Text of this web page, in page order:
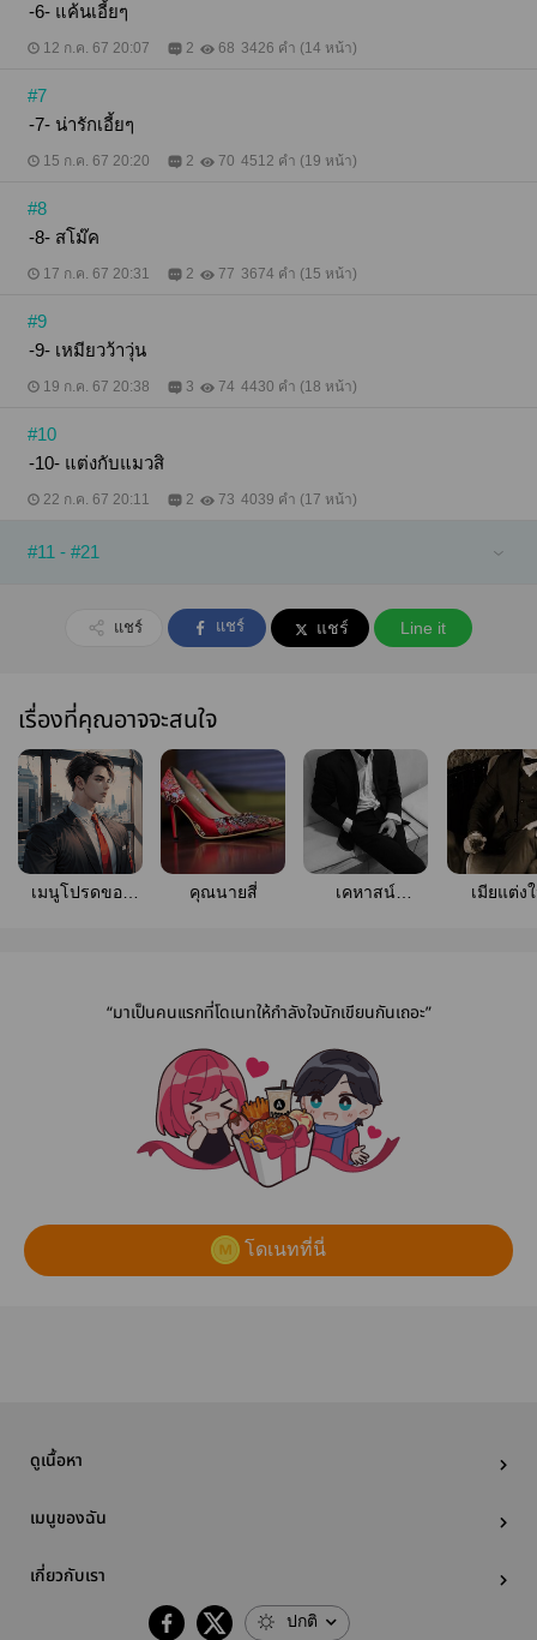
-6- แค้นเอี้ยๆ
12 ก.ค. 67 20:07 2 68 3426 คำ (14 หน้า)
#7
-7- น่ารักเอี้ยๆ
15 ก.ค. 67 20:20 2 70 4512 คำ (19 หน้า)
#8
-8- สโม๊ค
17 ก.ค. 67 20:31 2 77 3674 คำ (15 หน้า)
#9
-9- เหมียวว้าวุ่น
19 ก.ค. 67 20:38 3 74 4430 คำ (18 หน้า)
#10
-10- แต่งกับแมวสิ
22 ก.ค. 67 20:11 2 73 4039 คำ (17 หน้า)
#11 - #21
แชร์ แชร์ แชร์ Line it
เรื่องที่คุณอาจจะสนใจ
เมนูโปรดของ
คุณนายสี่
เคหาสน์
เมียแต่ง
“มาเป็นคนแรกที่โดเนทให้กำลังใจนักเขียนกันเถอะ”
โดเนทที่นี่
ดูเนื้อหา
เมนูของฉัน
เกี่ยวกับเรา
ปกติ